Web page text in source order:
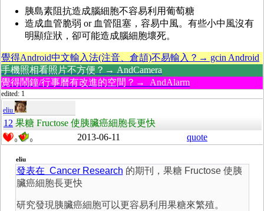
胰島素阻抗造成腦細胞不容易利用葡萄糖
造成血管脆弱 or 血管阻塞，容易中風。有些小中風沒有
明顯症狀，卻可能造成腦細胞壞死。
覺得Android中文輸入法(注音、倉頡)不易輸入？→ gcin Android
手機照相看照片不方便？→ AndCamera
覺得鬧鐘/行事曆有改進的空間？→ AndAlarm
edited: 1
eliu
12 果糖 Fructose 使胰臟癌細胞長更快
0 0 2013-06-11 quote
eliu
發表在 Cancer Research 的期刊，果糖 Fructose 使胰
臟癌細胞長更快
研究發現胰臟癌細胞可以更容易利用果糖來繁殖。